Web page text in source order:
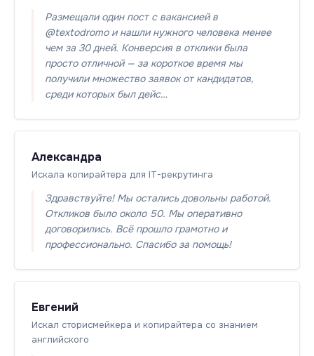
Размещали один пост с вакансией в
@textodromo и нашли нужного человека менее
чем за 30 дней. Конверсия в отклики была
просто отличной — за короткое время мы
получили множество заявок от кандидатов,
среди которых был дейс…
Александра
Искала копирайтера для IT-рекрутинга
Здравствуйте! Мы остались довольны работой.
Откликов было около 50. Мы оперативно
договорились. Всё прошло грамотно и
профессионально. Спасибо за помощь!
Евгений
Искал сторисмейкера и копирайтера со знанием
английского